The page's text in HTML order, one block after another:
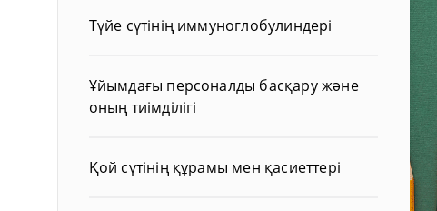
Түйе сүтінің иммуноглобулиндері
Ұйымдағы персоналды басқару және
оның тиімділігі
Қой сүтінің құрамы мен қасиеттері